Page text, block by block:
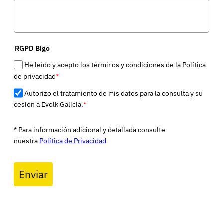
RGPD Bigo
He leído y acepto los términos y condiciones de la Política
de privacidad*
Autorizo el tratamiento de mis datos para la consulta y su
cesión a Evolk Galicia.*
* Para información adicional y detallada consulte
nuestra Política de Privacidad
Enviar